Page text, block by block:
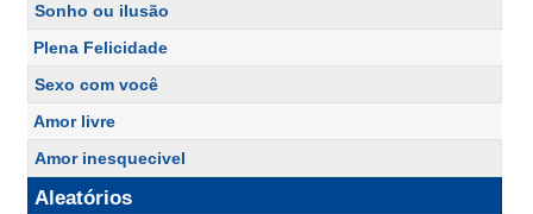
Sonho ou ilusão
Plena Felicidade
Sexo com você
Amor livre
Amor inesquecivel
Aleatórios